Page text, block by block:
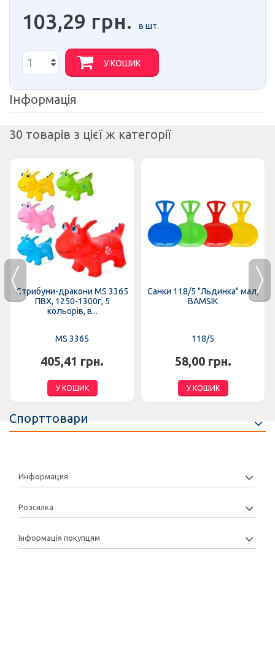
103,29 грн. в шт.
У КОШИК
Інформація
30 товарів з цієї ж категорії
Стрибуни-дракони MS 3365
ПВХ, 1250-1300г, 5
кольорів, в...
MS 3365
405,41 грн.
У КОШИК
Санки 118/5 "Льдинка" мал,
BAMSIK
118/5
58,00 грн.
У КОШИК
Спорттовари
Информация
Розсилка
Інформація покупцям